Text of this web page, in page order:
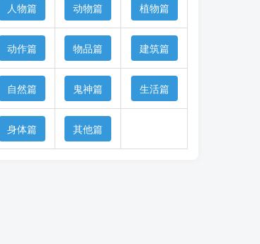
人物篇 动物篇 植物篇
动作篇 物品篇 建筑篇
自然篇 鬼神篇 生活篇
身体篇 其他篇